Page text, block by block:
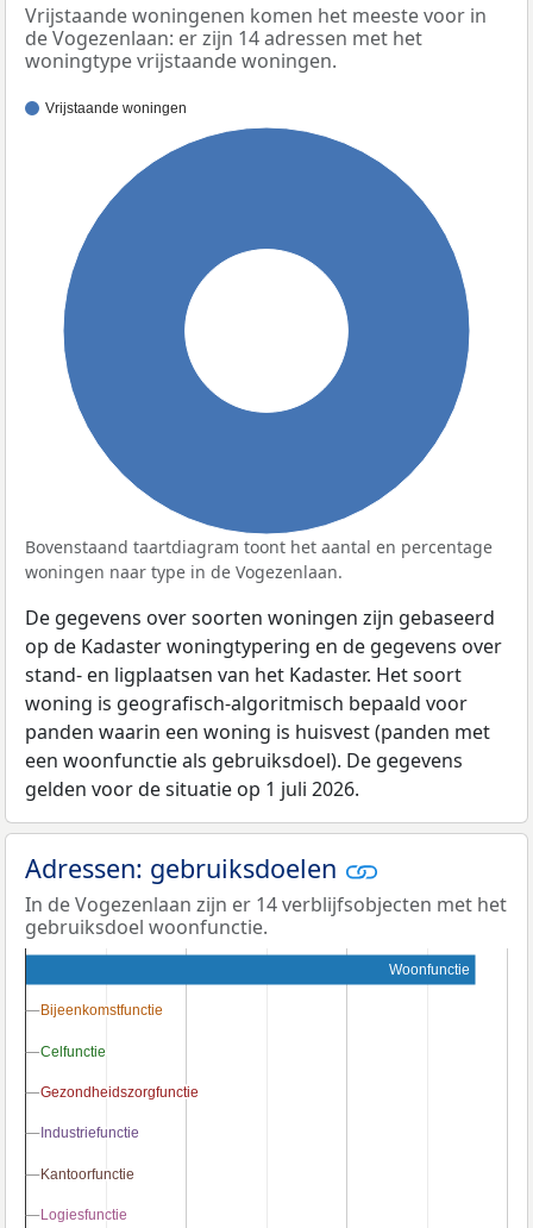
Vrijstaande woningenen komen het meeste voor in
de Vogezenlaan: er zijn 14 adressen met het
woningtype vrijstaande woningen.
Vrijstaande woningen
Bovenstaand taartdiagram toont het aantal en percentage
woningen naar type in de Vogezenlaan.
De gegevens over soorten woningen zijn gebaseerd
op de Kadaster woningtypering en de gegevens over
stand- en ligplaatsen van het Kadaster. Het soort
woning is geografisch-algoritmisch bepaald voor
panden waarin een woning is huisvest (panden met
een woonfunctie als gebruiksdoel). De gegevens
gelden voor de situatie op 1 juli 2026.
Adressen: gebruiksdoelen
In de Vogezenlaan zijn er 14 verblijfsobjecten met het
gebruiksdoel woonfunctie.
Woonfunctie
Bijeenkomstfunctie
Bijeenkomstfunctie
Celfunctie
Celfunctie
Gezondheidszorgfunctie
Gezondheidszorgfunctie
Industriefunctie
Industriefunctie
Kantoorfunctie
Kantoorfunctie
Logiesfunctie
Logiesfunctie